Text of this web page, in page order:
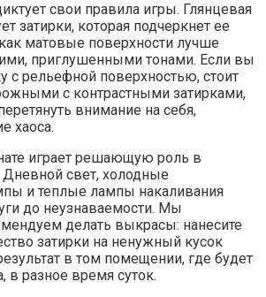
свои правила игры. Глянцевая
затирки, которая подчеркнет ее
матовые поверхности лучше
приглушенными тонами. Если вы
с рельефной поверхностью, стоит
с контрастными затирками,
внимание на себя,
хаоса.
играет решающую роль в
Дневной свет, холодные
и теплые лампы накаливания
до неузнаваемости. Мы
делать выкрасы: нанесите
затирки на ненужный кусок
в том помещении, где будет
в разное время суток.